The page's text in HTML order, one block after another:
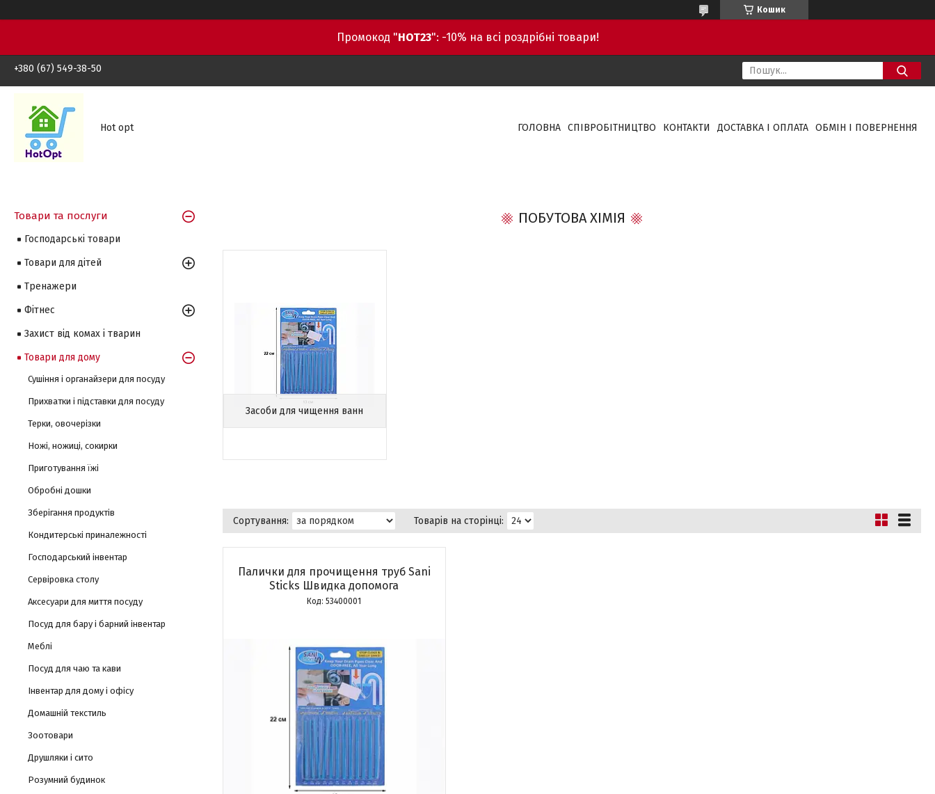
Кошик
Промокод "HOT23": -10% на всі роздрібні товари!
+380 (67) 549-38-50
Hot opt ГОЛОВНА СПІВРОБІТНИЦТВО КОНТАКТИ ДОСТАВКА І ОПЛАТА ОБМІН І ПОВЕРНЕННЯ
ПОБУТОВА ХІМІЯ
Засоби для чищення ванн
Палички для прочищення труб Sani
Sticks Швидка допомога
53400001
Товари та послуги
Господарські товари
Товари для дітей
Тренажери
Фітнес
Захист від комах і тварин
Товари для дому
Сушіння і органайзери для посуду
Прихватки і підставки для посуду
Терки, овочерізки
Ножі, ножиці, сокирки
Приготування їжі
Обробні дошки
Зберігання продуктів
Кондитерські приналежності
Господарський інвентар
Сервіровка столу
Аксесуари для миття посуду
Посуд для бару і барний інвентар
Меблі
Посуд для чаю та кави
Інвентар для дому і офісу
Домашній текстиль
Зоотовари
Друшляки і сито
Розумний будинок